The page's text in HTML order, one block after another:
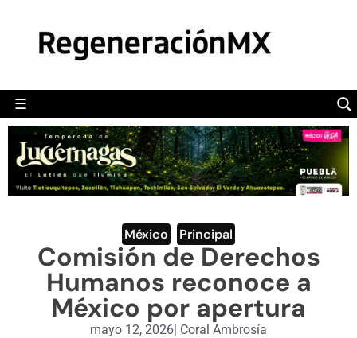
☰
POLÍTICA
CAMALEÓN
OPINIÓN
DEPORTES
ENGLISH SECTION
VIDEOS
México Principal
Comisión de Derechos
Humanos reconoce a
México por apertura
mayo 12, 2026| Coral Ambrosía